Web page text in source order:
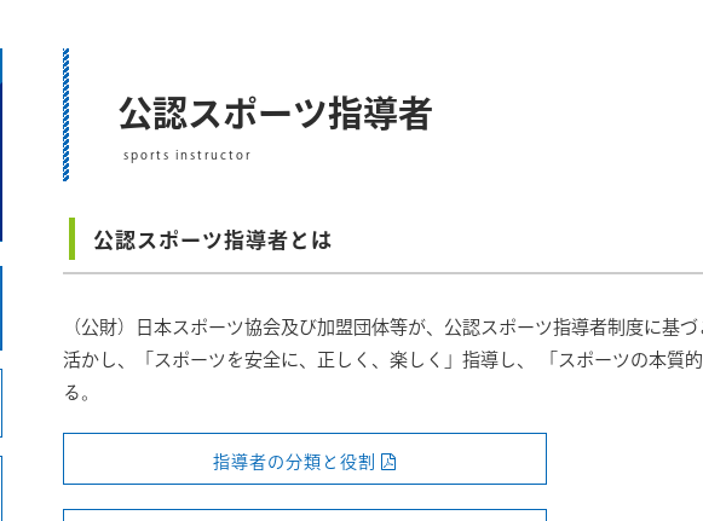
公認スポーツ指導者
sports instructor
公認スポーツ指導者とは
（公財）日本スポーツ協会及び加盟団体等が、公認スポーツ指導者制度に基
活かし、「スポーツを安全に、正しく、楽しく」指導し、 「スポーツの本質
る。
指導者の分類と役割